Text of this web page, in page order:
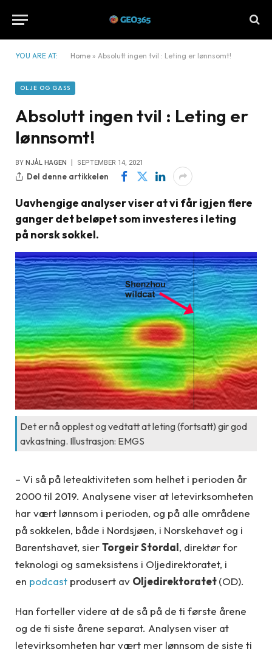
YOU ARE AT: Home » Absolutt ingen tvil : Leting er lønnsomt!
OLJE OG GASS
Absolutt ingen tvil : Leting er
lønnsomt!
BY NJÅL HAGEN SEPTEMBER 14, 2021
Del denne artikkelen
Uavhengige analyser viser at vi får igjen flere
ganger det beløpet som investeres i leting
på norsk sokkel.
Det er nå opplest og vedtatt at leting (fortsatt) gir god
avkastning. Illustrasjon: EMGS
– Vi så på leteaktiviteten som helhet i perioden år
2000 til 2019. Analysene viser at letevirksomheten
har vært lønnsom i perioden, og på alle områdene
på sokkelen, både i Nordsjøen, i Norskehavet og i
Barentshavet, sierTorgeir Stordal, direktør for
teknologi og sameksistens i Oljedirektoratet, i
en podcast produsert av Oljedirektoratet(OD).
Han forteller videre at de så på de ti første årene
og de ti siste årene separat. Analysen viser at
letevirksomheten har vært mer lønnsom de siste ti